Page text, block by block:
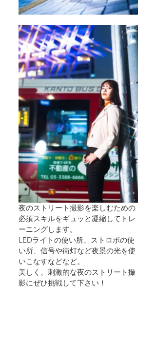
夜のストリート撮影を楽しむための
必須スキルをギュッと凝縮してトレ
ーニングします。
LEDライトの使い所、ストロボの使
い所、信号や街灯など夜景の光を使
いこなすなどなど。
美しく、刺激的な夜のストリート撮
影にぜひ挑戦して下さい！